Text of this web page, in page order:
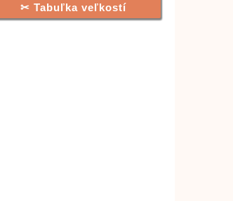
Tabuľka veľkostí